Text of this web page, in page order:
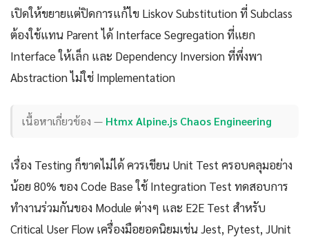
เปิดให้ขยายแต่ปิดการแก้ไข Liskov Substitution ที่ Subclass
ต้องใช้แทน Parent ได้ Interface Segregation ที่แยก
Interface ให้เล็ก และ Dependency Inversion ที่พึ่งพา
Abstraction ไม่ใช่ Implementation
เนื้อหาเกี่ยวข้อง — Htmx Alpine.js Chaos Engineering
เรื่อง Testing ก็ขาดไม่ได้ ควรเขียน Unit Test ครอบคลุมอย่าง
น้อย 80% ของ Code Base ใช้ Integration Test ทดสอบการ
ทำงานร่วมกันของ Module ต่างๆ และ E2E Test สำหรับ
Critical User Flow เครื่องมือยอดนิยมเช่น Jest, Pytest, JUnit